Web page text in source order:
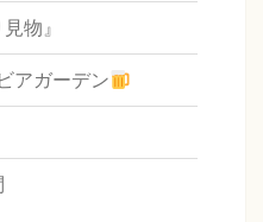
物』
アガーデン